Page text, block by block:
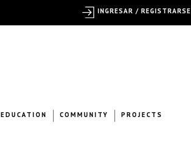
EDUCATION COMMUNITY PROJECTS
INGRESAR / REGISTRARSE